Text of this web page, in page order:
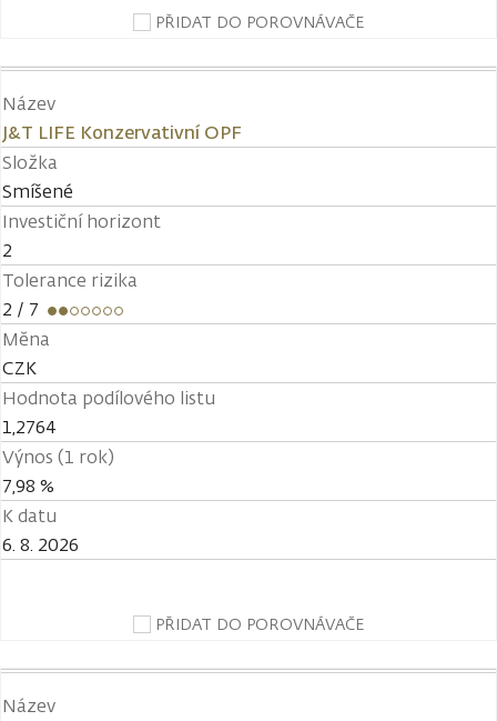
PŘIDAT DO POROVNÁVAČE
Název
J&T LIFE Konzervativní OPF
Složka
Smíšené
Investiční horizont
2
Tolerance rizika
2 / 7
Měna
CZK
Hodnota podílového listu
1,2764
Výnos (1 rok)
7,98 %
K datu
6. 8. 2026
PŘIDAT DO POROVNÁVAČE
Název